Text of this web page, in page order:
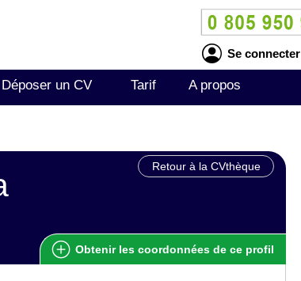
Se connecter
Déposer un CV Tarif A propos
Retour à la CVthèque
Obtenir les coordonnées de ce profil